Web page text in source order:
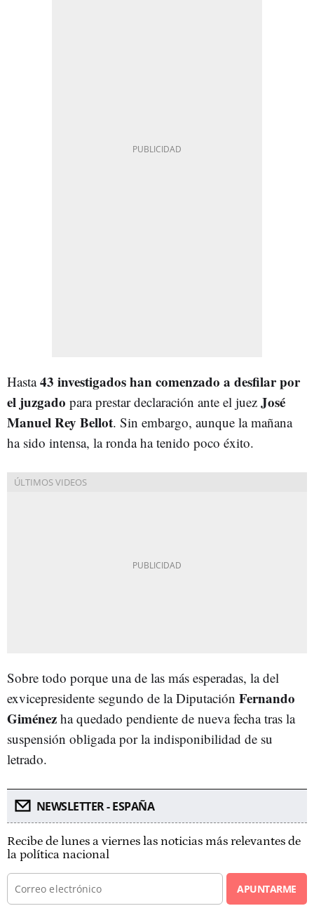
Hasta43 investigados han comenzado a desfilar por
el juzgado para prestar declaración ante el juez José
Manuel Rey Bellot. Sin embargo, aunque la mañana
ha sido intensa, la ronda ha tenido poco éxito.
Sobre todo porque una de las más esperadas, la del
exvicepresidente segundo de la Diputación Fernando
Giménez ha quedado pendiente de nueva fecha tras la
suspensión obligada por la indisponibilidad de su
letrado.
NEWSLETTER - ESPAÑA
Recibe de lunes a viernes las noticias más relevantes de
la política nacional
APUNTARME